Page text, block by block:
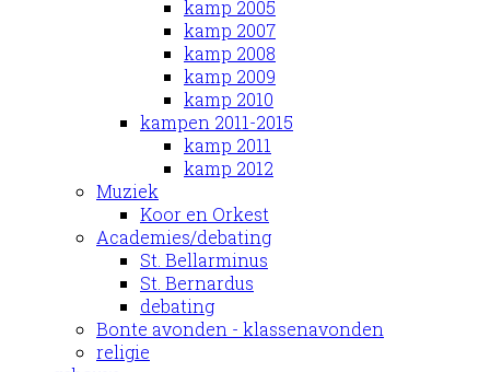
kamp 2005
kamp 2007
kamp 2008
kamp 2009
kamp 2010
kampen 2011-2015
kamp 2011
kamp 2012
Muziek
Koor en Orkest
Academies/debating
St. Bellarminus
St. Bernardus
debating
Bonte avonden - klassenavonden
religie